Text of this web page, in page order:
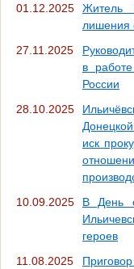
01.12.2025
Житель
лишения
27.11.2025
в
России
28.10.2025
иск
10.09.2025
В День
героев
11.08.2025